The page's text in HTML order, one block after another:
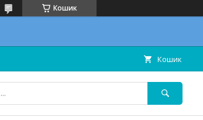
Кошик
Кошик